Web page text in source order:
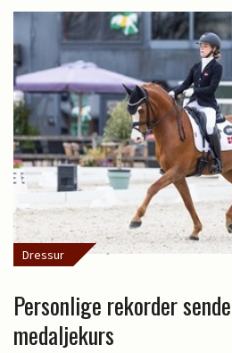
Dressur
Personlige rekorder
medaljekurs